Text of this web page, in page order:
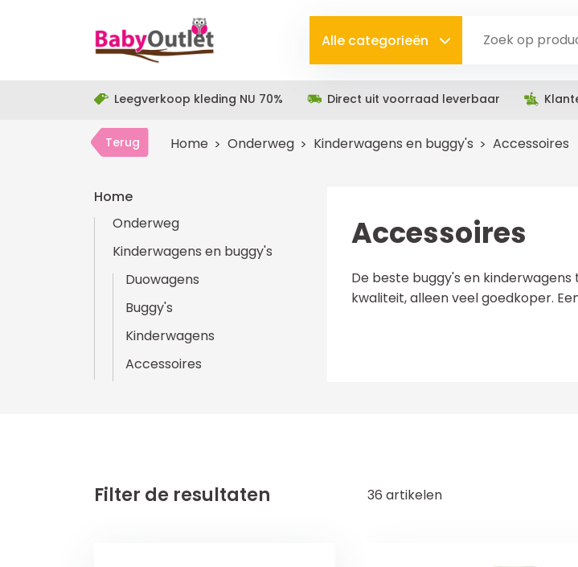
Alle categorieën
Leegverkoop kleding NU 70% Direct uit voorraad leverbaar
Terug Home Onderweg Kinderwagens en buggy's Accessoires
Home
Onderweg
Kinderwagens en buggy's
Duowagens
Buggy's
Kinderwagens
Accessoires
Accessoires
De beste buggy's en
kwaliteit, alleen veel goedkoper.
Filter de resultaten 36 artikelen